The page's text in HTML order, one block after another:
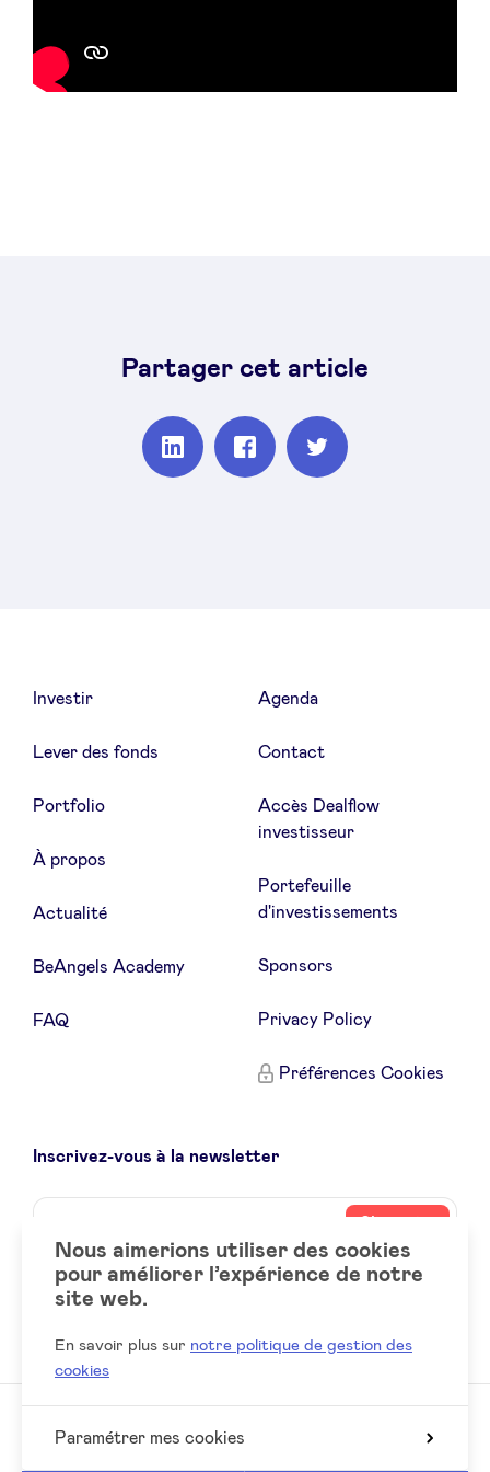
Partager cet article
PartagerPartagerPartager
Investir
Lever des fonds
Portfolio
À propos
Actualité
BeAngels Academy
FAQ
Agenda
Contact
Accès Dealflow
investisseur
Portefeuille
d'investissements
Sponsors
Privacy Policy
Préférences Cookies
Inscrivez-vous à la newsletter
Name
Votre
email
Social
LinkedIn
Nous aimerions utiliser des cookies
pour améliorer l’expérience de notre
site web.
En savoir plus sur notre politique de gestion des
cookies
Paramétrer mes cookies